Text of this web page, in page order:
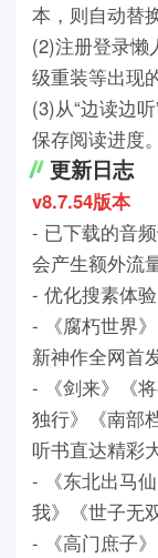
本，则自动替
(2)注册登录懒
级重装等出现
(3)从“边读边
保存阅读进度。
更新日志
v8.7.54版本
- 已下载的音
会产生额外流
- 优化搜素体
- 《腐朽世界
新神作全网首
- 《剑来》《
独行》《南部
听书直达精彩
- 《东北出马
我》《世子无
- 《高门庶子